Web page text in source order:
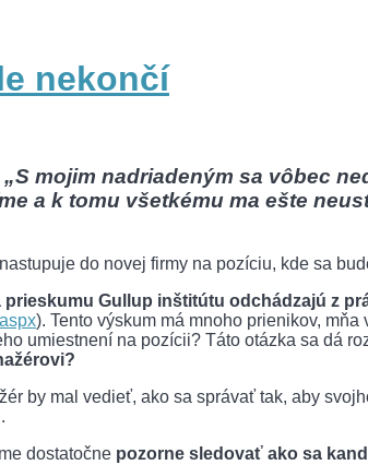
nekončí
„S mojim nadriadeným sa vôbec
a k tomu všetkému ma ešte
do novej firmy na pozíciu, kde sa
Gullup inštitútu odchádzajú z
). Tento výskum má mnoho prienikov,
umiestnení na pozícii? Táto otázka sa dá
by mal vedieť, ako sa správať tak, aby
dostatočne pozorne sledovať ako sa